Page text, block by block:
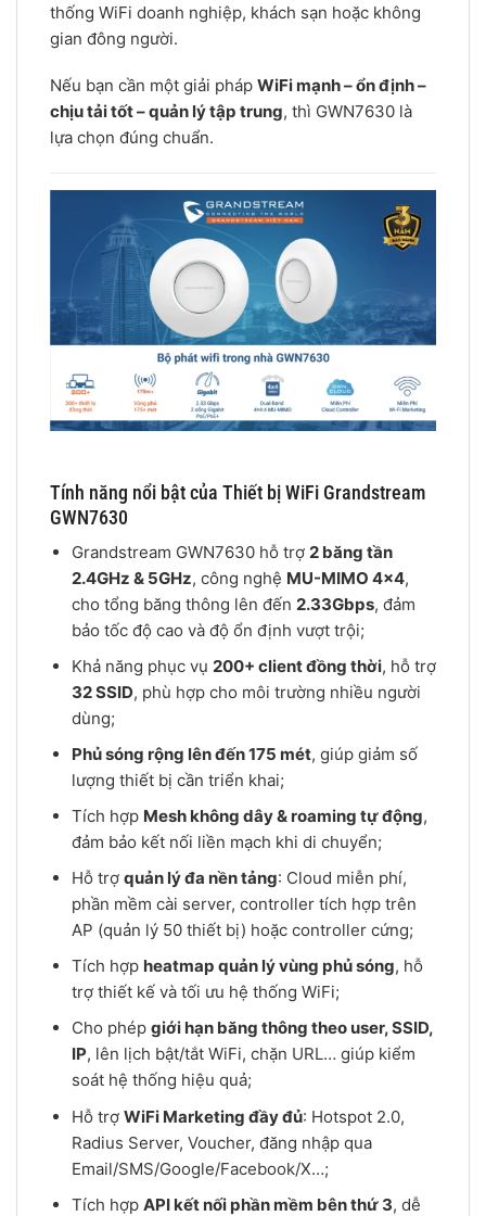
thống WiFi doanh nghiệp, khách sạn hoặc không
gian đông người.
Nếu bạn cần một giải pháp WiFi mạnh – ổn định –
chịu tải tốt – quản lý tập trung, thì GWN7630 là
lựa chọn đúng chuẩn.
Tính năng nổi bật của Thiết bị WiFi Grandstream
GWN7630
Grandstream GWN7630 hỗ trợ 2 băng tần
2.4GHz & 5GHz, công nghệ MU-MIMO 4×4,
cho tổng băng thông lên đến 2.33Gbps, đảm
bảo tốc độ cao và độ ổn định vượt trội;
Khả năng phục vụ 200+ client đồng thời, hỗ trợ
32 SSID, phù hợp cho môi trường nhiều người
dùng;
Phủ sóng rộng lên đến 175 mét, giúp giảm số
lượng thiết bị cần triển khai;
Tích hợp Mesh không dây & roaming tự động,
đảm bảo kết nối liền mạch khi di chuyển;
Hỗ trợ quản lý đa nền tảng: Cloud miễn phí,
phần mềm cài server, controller tích hợp trên
AP (quản lý 50 thiết bị) hoặc controller cứng;
Tích hợp heatmap quản lý vùng phủ sóng, hỗ
trợ thiết kế và tối ưu hệ thống WiFi;
Cho phép giới hạn băng thông theo user, SSID,
IP, lên lịch bật/tắt WiFi, chặn URL… giúp kiểm
soát hệ thống hiệu quả;
Hỗ trợ WiFi Marketing đầy đủ: Hotspot 2.0,
Radius Server, Voucher, đăng nhập qua
Email/SMS/Google/Facebook/X…;
Tích hợp API kết nối phần mềm bên thứ 3, dễ